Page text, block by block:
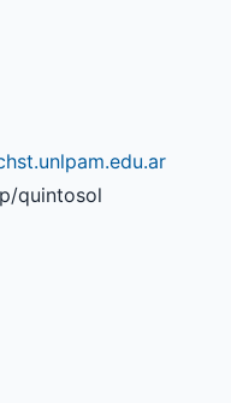
quintosol